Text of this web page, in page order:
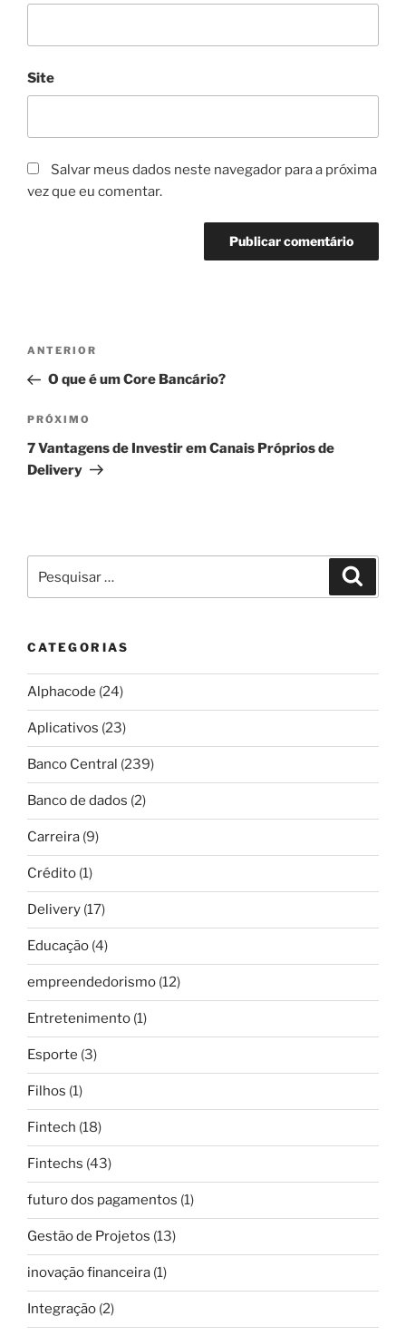
Site
Salvar meus dados neste navegador para a próxima
vez que eu comentar.
Navegação
Post
Post
anterior
ANTERIOR
O que é um Core Bancário?
Próximo
post
PRÓXIMO
7 Vantagens de Investir em Canais Próprios de
Delivery
por:
CATEGORIAS
Alphacode (24)
Aplicativos (23)
Banco Central (239)
Banco de dados (2)
Carreira (9)
Crédito (1)
Delivery (17)
Educação (4)
empreendedorismo (12)
Entretenimento (1)
Esporte (3)
Filhos (1)
Fintech (18)
Fintechs (43)
futuro dos pagamentos (1)
Gestão de Projetos (13)
inovação financeira (1)
Integração (2)